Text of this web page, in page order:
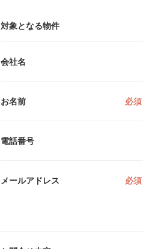
対象となる物件
会社名
お名前 必須
電話番号
メールアドレス 必須